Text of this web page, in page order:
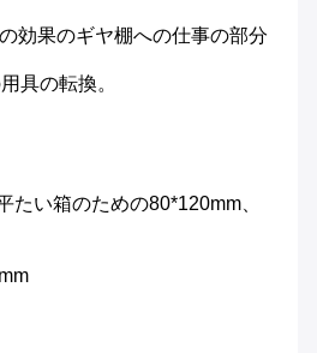
効果のギヤ棚への仕事の部分
具の転換。
たい箱のための80*120mm、